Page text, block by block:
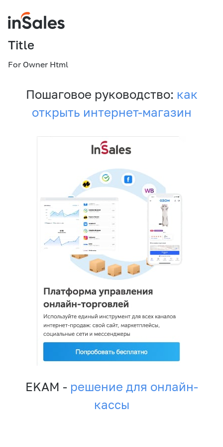
Title
For Owner Html
Пошаговое руководство: как
открыть интернет-магазин
EKAM - решение для онлайн-
кассы